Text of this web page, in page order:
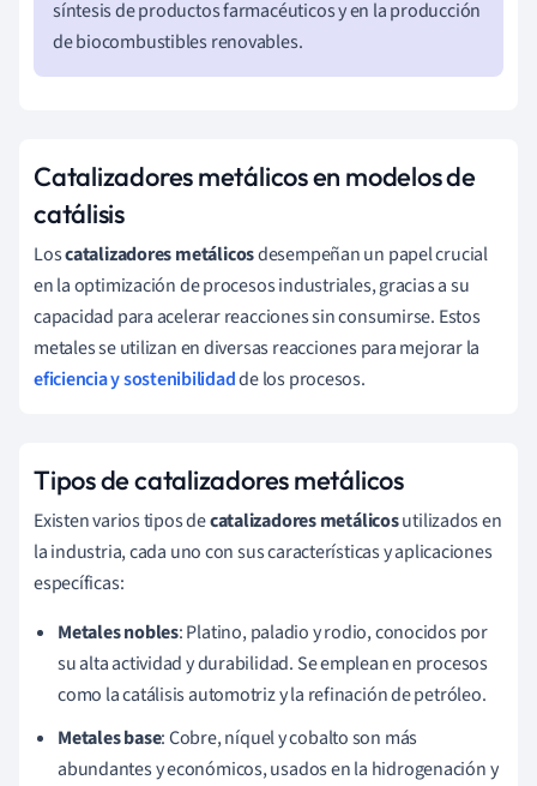
síntesis de productos farmacéuticos y en la producción
de biocombustibles renovables.
Catalizadores metálicos en modelos de
catálisis
Loscatalizadores metálicosdesempeñan un papel crucial
en la optimización de procesos industriales, gracias a su
capacidad para acelerar reacciones sin consumirse. Estos
metales se utilizan en diversas reacciones para mejorar la
eficiencia y sostenibilidadde los procesos.
Tipos de catalizadores metálicos
Existen varios tipos decatalizadores metálicosutilizados en
la industria, cada uno con sus características y aplicaciones
específicas:
Metales nobles: Platino, paladio y rodio, conocidos por
su alta actividad y durabilidad. Se emplean en procesos
como la catálisis automotriz y la refinación de petróleo.
Metales base: Cobre, níquel y cobalto son más
abundantes y económicos, usados en la hidrogenación y